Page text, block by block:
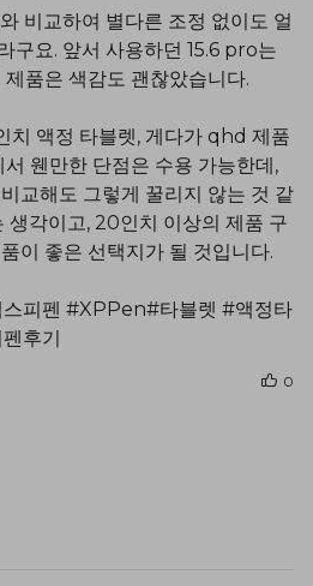
비교하여 별다른 조정 없이도 얼
구요. 앞서 사용하던 15.6 pro는
품은 색감도 괜찮았습니다.
치 액정 타블렛, 게다가 qhd 제품
웬만한 단점은 수용 가능한데,
교해도 그렇게 꿀리지 않는 것 같
생각이고, 20인치 이상의 제품 구
이 좋은 선택지가 될 것입니다.
피펜 #XPPen#타블렛 #액정타
후기
0